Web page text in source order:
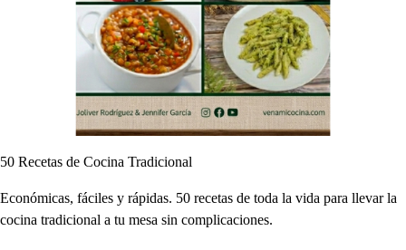
50 Recetas de Cocina Tradicional
Económicas, fáciles y rápidas. 50 recetas de toda la vida para llevar la
cocina tradicional a tu mesa sin complicaciones.